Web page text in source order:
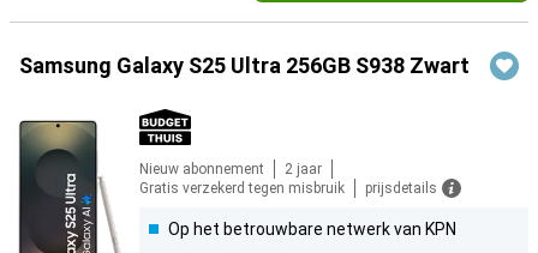
Samsung Galaxy S25 Ultra 256GB S938 Zwart
Nieuw abonnement
2 jaar
Gratis verzekerd tegen misbruik
prijsdetails
Op het betrouwbare netwerk van KPN